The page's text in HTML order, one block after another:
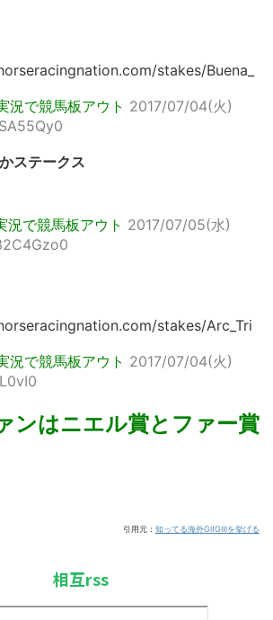
stakes/Buena_
況で競馬板アウト 2017/07/04(火)
ステークス
況で競馬板アウト 2017/07/05(水)
stakes/Arc_Tri
況で競馬板アウト 2017/07/04(火)
ンはニエル賞とファー賞
引用元： 知ってる海外GⅡGⅢを挙げる
相互rss